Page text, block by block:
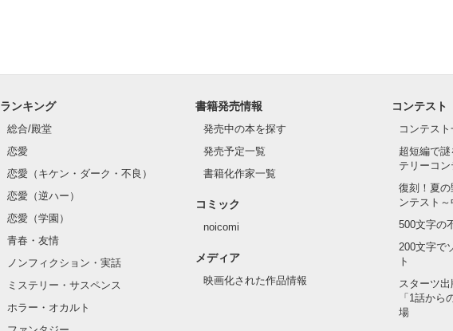
クラス替えをして隣の席になったのは────
金髪に近い明るい髪色
片耳には琥珀色のピアス
ほとんど笑顔なんて見せたことがなくてぶっきらぼう
そんな性格と見た目のせいで学校中のみんなから
ランキング
総合/殿堂
恋愛
恋愛（キケン・ダーク・不良）
恋愛（逆ハー）
恋愛（学園）
青春・友情
ノンフィクション・実話
ミステリー・サスペンス
ホラー・オカルト
書籍発売情報
発売中の本を探す
発売予定一覧
書籍化作家一覧
コミック
noicomi
メディア
映画化された作品情報
コンテスト
コンテス
超短編で
テリーコ
復刻！夏
ンテスト
500文字の
200文字で
ト
スターツ
「1話から
場